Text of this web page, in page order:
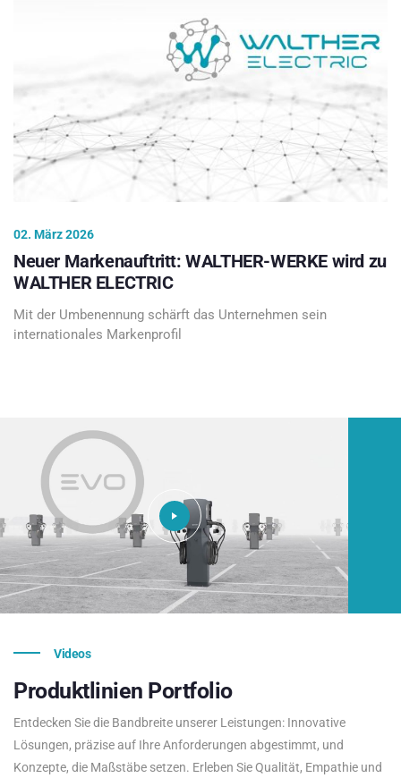
02. März 2026
Neuer Markenauftritt: WALTHER-WERKE wird zu
WALTHER ELECTRIC
Mit der Umbenennung schärft das Unternehmen sein
internationales Markenprofil
Videos
Produktlinien Portfolio
Entdecken Sie die Bandbreite unserer Leistungen: Innovative
Lösungen, präzise auf Ihre Anforderungen abgestimmt, und
Konzepte, die Maßstäbe setzen. Erleben Sie Qualität, Empathie und